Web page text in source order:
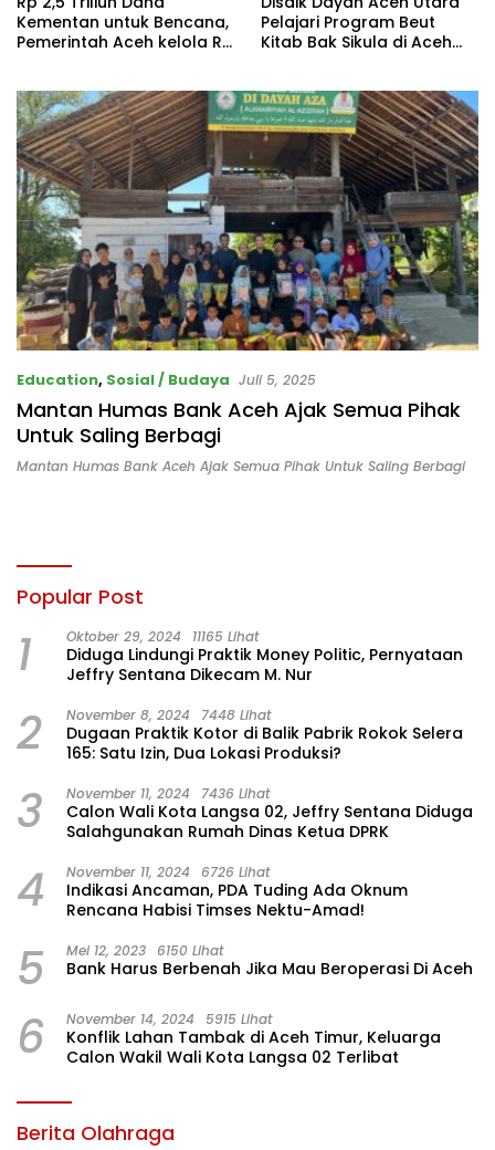
Kementan untuk Bencana,
Pemerintah Aceh kelola Rp
Pelajari Program Beut
Kitab Bak Sikula di Aceh
Education, Sosial / Budaya Juli 5, 2025
Mantan Humas Bank Aceh Ajak Semua Pihak
Untuk Saling Berbagi
Mantan Humas Bank Aceh Ajak Semua Pihak Untuk Saling Berbagi
Popular Post
1 Oktober 29, 2024 11165 Lihat
Diduga Lindungi Praktik Money Politic, Pernyataan
Jeffry Sentana Dikecam M. Nur
2 November 8, 2024 7448 Lihat
Dugaan Praktik Kotor di Balik Pabrik Rokok Selera
165: Satu Izin, Dua Lokasi Produksi?
3 November 11, 2024 7436 Lihat
Calon Wali Kota Langsa 02, Jeffry Sentana Diduga
Salahgunakan Rumah Dinas Ketua DPRK
4 November 11, 2024 6726 Lihat
Indikasi Ancaman, PDA Tuding Ada Oknum
Rencana Habisi Timses Nektu-Amad!
5 Mei 12, 2023 6150 Lihat
Bank Harus Berbenah Jika Mau Beroperasi Di Aceh
6 November 14, 2024 5915 Lihat
Konflik Lahan Tambak di Aceh Timur, Keluarga
Calon Wakil Wali Kota Langsa 02 Terlibat
Berita Olahraga